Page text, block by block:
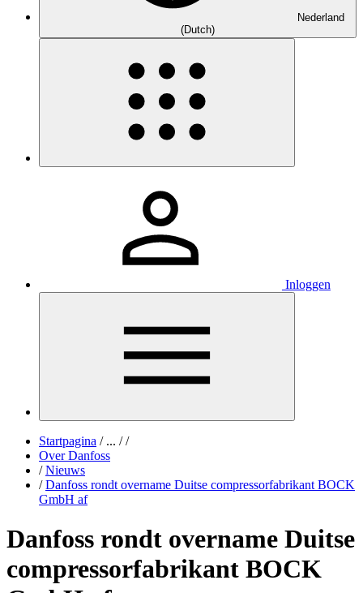
Nederland
(Dutch)
Inloggen
Startpagina /... / /
Over Danfoss
/ Nieuws
/ Danfoss rondt overname Duitse compressorfabrikant BOCK
GmbH af
Danfoss rondt overname Duitse
compressorfabrikant BOCK